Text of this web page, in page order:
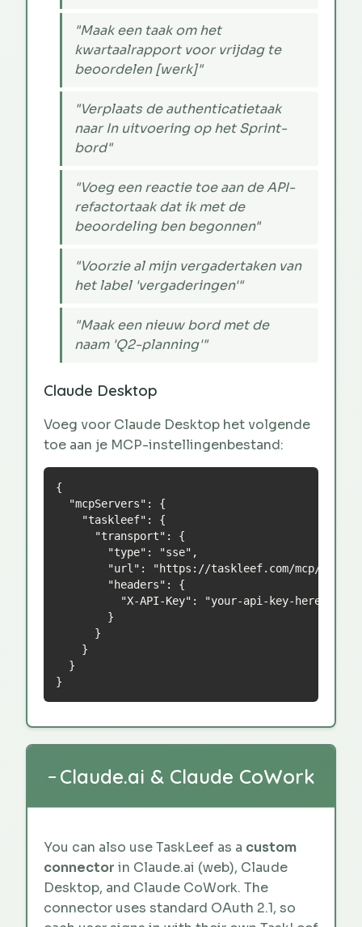
"Maak een taak om het
kwartaalrapport voor vrijdag te
beoordelen [werk]"
"Verplaats de authenticatietaak
naar In uitvoering op het Sprint-
bord"
"Voeg een reactie toe aan de API-
refactortaak dat ik met de
beoordeling ben begonnen"
"Voorzie al mijn vergadertaken van
het label 'vergaderingen'"
"Maak een nieuw bord met de
naam 'Q2-planning'"
Claude Desktop
Voeg voor Claude Desktop het volgende
toe aan je MCP-instellingenbestand:
{
  "mcpServers": {
    "taskleef": {
      "transport": {
        "type": "sse",
        "url": "https://taskleef.com/mcp/sse",
        "headers": {
          "X-API-Key": "your-api-key-here"
        }
      }
    }
  }
}
− Claude.ai & Claude CoWork
You can also use TaskLeef as a custom
connector in Claude.ai (web), Claude
Desktop, and Claude CoWork. The
connector uses standard OAuth 2.1, so